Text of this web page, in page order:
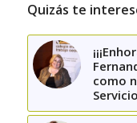
Quizás te
como